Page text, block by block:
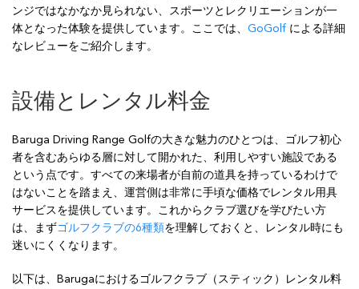
ンジではなかなか見られない、スポーツとレクリエーションが一
体となった体験を提供しています。ここでは、 GoGolf による詳細
なレビューをご紹介します。
設備とレンタル料金
Baruga Driving Range Golfの大きな魅力のひとつは、ゴルフ初心
者を含むあらゆる層に対して開かれた、利用しやすい施設である
という点です。すべての来場者が自前の道具を持っているわけで
はないことを踏まえ、運営側は非常に手頃な価格でレンタル用具
サービスを提供しています。これからクラブ選びを学びたい方
は、まずゴルフクラブの6種類を理解しておくと、レンタル時にも
迷いにくくなります。
以下は、Barugaにおけるゴルフクラブ（スティック）レンタル料